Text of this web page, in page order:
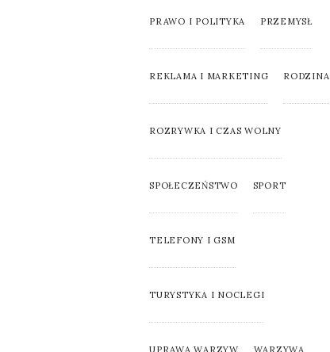
PRAWO I POLITYKA PRZEMYSŁ
REKLAMA I MARKETING RODZINA
ROZRYWKA I CZAS WOLNY
SPOŁECZEŃSTWO SPORT
TELEFONY I GSM
TURYSTYKA I NOCLEGI
UPRAWA WARZYW WARZYWA